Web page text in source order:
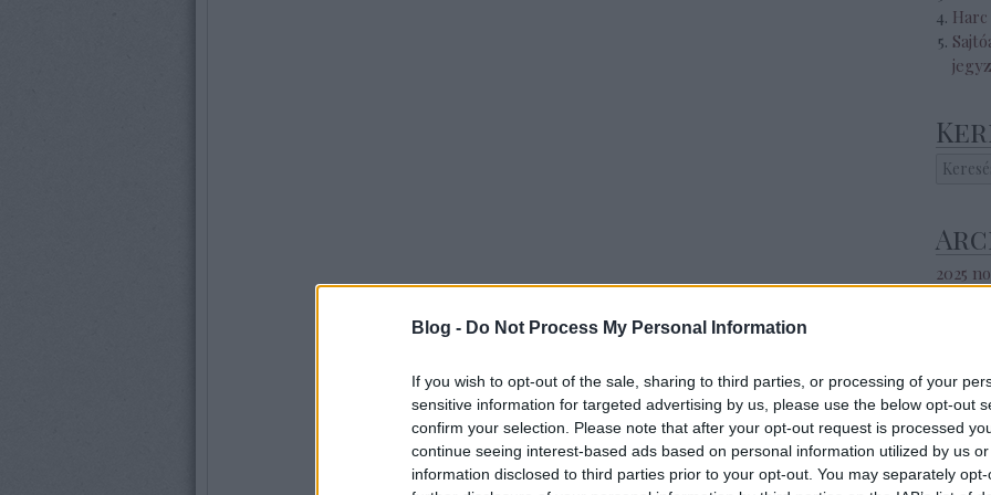
Blog - Do Not Process My Personal Information
If you wish to opt-out of the sale, sharing to third parties, or processing of your
sensitive information for targeted advertising by us, please use the below opt-out
confirm your selection. Please note that after your opt-out request is processed
continue seeing interest-based ads based on personal information utilized by us
information disclosed to third parties prior to your opt-out. You may separately
2025
2024
2024
2024
2024